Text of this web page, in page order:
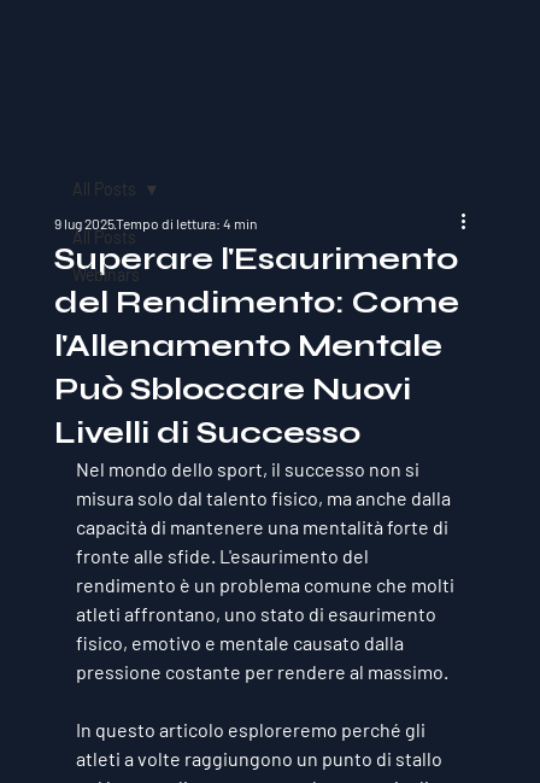
All Posts
Webinars
All Posts
Superare l'Esaurimento
del Rendimento: Come
l'Allenamento Mentale
Può Sbloccare Nuovi
Livelli di Successo
9 lug 2025Tempo di lettura: 4 min
Nel mondo dello sport, il successo non si
misura solo dal talento fisico, ma anche dalla
capacità di mantenere una mentalità forte di
fronte alle sfide. L'esaurimento del
rendimento è un problema comune che molti
atleti affrontano, uno stato di esaurimento
fisico, emotivo e mentale causato dalla
pressione costante per rendere al massimo.
In questo articolo esploreremo perché gli
atleti a volte raggiungono un punto di stallo